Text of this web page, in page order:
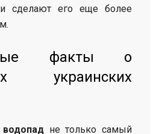
и сделают его еще более
факты о
украинских
водопадне только самый